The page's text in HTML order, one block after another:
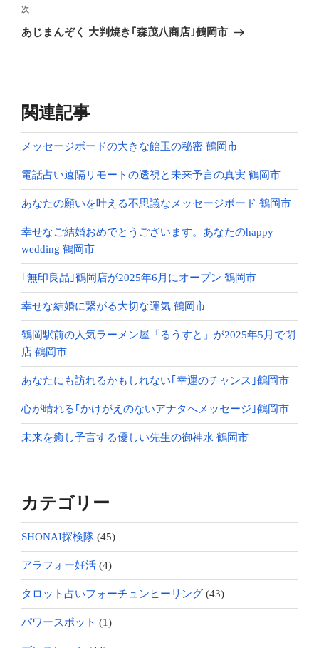
ビ
ゲ
ン
稿
次
の
次
あじまんぞく 大判焼き｢森茂八商店｣鶴岡市
関連記事
メッセージボードの大きな飴玉の秘密 鶴岡市
電話占い遠隔リモートの透視と未来予言の真実 鶴岡市
あなたの願いを叶える不思議なメッセージボード 鶴岡市
幸せなご結婚おめでとうございます。あなたのhappy
wedding 鶴岡市
｢無印良品｣鶴岡店が2025年6月にオープン 鶴岡市
幸せな結婚に繋がる大切な運気 鶴岡市
鶴岡駅前の人気ラーメン屋「るうすと」が2025年5月で閉
店 鶴岡市
あなたにも訪れるかもしれない｢幸運のチャンス｣鶴岡市
心が晴れる｢かけがえのないアナタへメッセージ｣鶴岡市
未来を癒し予言する優しい先生の御神水 鶴岡市
カテゴリー
SHONAI探検隊 (45)
アラフォー妊活 (4)
タロット占いフォーチュンヒーリング (43)
パワースポット (1)